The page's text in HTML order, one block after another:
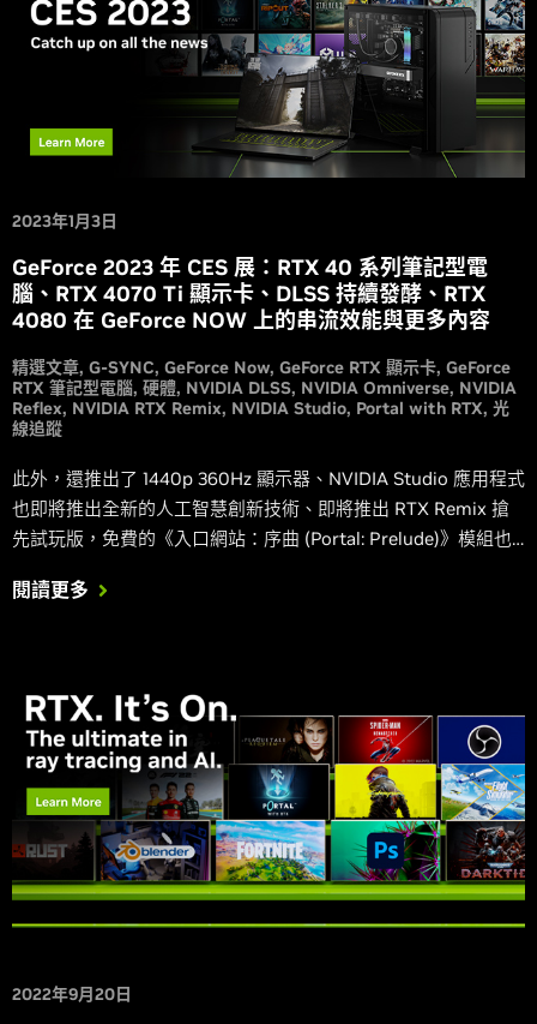
2023年1月3日
GeForce 2023 年 CES 展：RTX 40 系列筆記型電
腦、RTX 4070 Ti 顯示卡、DLSS 持續發酵、RTX
4080 在 GeForce NOW 上的串流效能與更多內容
精選文章 G-SYNC GeForce Now GeForce RTX 顯示卡 GeForce
RTX 筆記型電腦 硬體 NVIDIA DLSS NVIDIA Omniverse NVIDIA
Reflex NVIDIA RTX Remix NVIDIA Studio Portal with RTX 光
線追蹤
此外，還推出了 1440p 360Hz 顯示器、NVIDIA Studio 應用程式
也即將推出全新的人工智慧創新技術、即將推出 RTX Remix 搶
先試玩版，免費的《入口網站：序曲 (Portal: Prelude)》模組也
閱讀更多
2022年9月20日